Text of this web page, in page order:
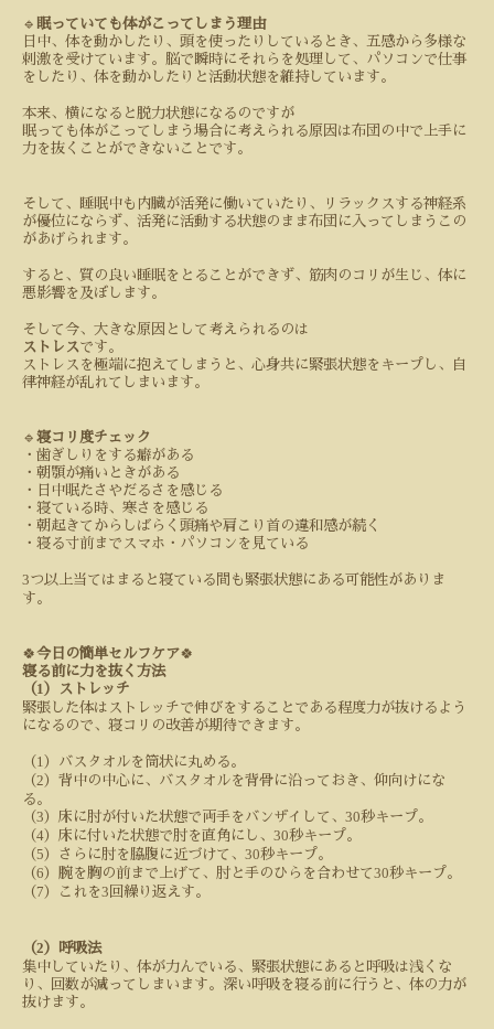
🔹 眠っていても体がこってしまう理由
日中、体を動かしたり、頭を使ったりしているとき、五感から多様な
刺激を受けています。脳で瞬時にそれらを処理して、パソコンで仕事
をしたり、体を動かしたりと活動状態を維持しています。
本来、横になると脱力状態になるのですが
眠っても体がこってしまう場合に考えられる原因は布団の中で上手に
力を抜くことができないことです。
そして、睡眠中も内臓が活発に働いていたり、リラックスする神経系
が優位にならず、活発に活動する状態のまま布団に入ってしまうこの
があげられます。
すると、質の良い睡眠をとることができず、筋肉のコリが生じ、体に
悪影響を及ぼします。
そして今、大きな原因として考えられるのは
ストレスです。
ストレスを極端に抱えてしまうと、心身共に緊張状態をキープし、自
律神経が乱れてしまいます。
🔹 寝コリ度チェック
・歯ぎしりをする癖がある
・朝顎が痛いときがある
・日中眠たさやだるさを感じる
・寝ている時、寒さを感じる
・朝起きてからしばらく頭痛や肩こり首の違和感が続く
・寝る寸前までスマホ・パソコンを見ている
3つ以上当てはまると寝ている間も緊張状態にある可能性がありま
す。
🍀今日の簡単セルフケア🍀
寝る前に力を抜く方法
（1 ）ストレッチ
緊張した体はストレッチで伸びをすることである程度力が抜けるよう
になるので、寝コリの改善が期待できます。
（ 1 ）バスタオルを筒状に丸める。
（2 ）背中の中心に、バスタオルを背骨に沿っておき、仰向けにな
る。
（3 ）床に肘が付いた状態で両手をバンザイして、 30秒キープ。
（4）床に付いた状態で肘を直角にし、 30秒キープ。
（5 ）さらに肘を脇腹に近づけて、 30秒キープ。
（6 ）腕を胸の前まで上げて、肘と手のひらを合わせて30秒キープ。
（ 7 ）これを3 回繰り返えす。
（2 ）呼吸法
集中していたり、体が力んでいる、緊張状態にあると呼吸は浅くな
り、回数が減ってしまいます。深い呼吸を寝る前に行うと、体の力が
抜けます。